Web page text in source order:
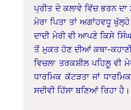
ਪ੍ਰੀਤ ਦੇ ਕਲਾਵੇ ਵਿੱਚ ਭਰਨ ਦਾ
ਮੇਰਾ ਪਿਤਾ ਤਾਂ ਅਗਾਂਹਵਧੂ
ਦਾਦੀ ਮੇਰੀ ਵੀ ਆਪਣੇ ਕਿਸੇ
ਤੋਂ ਮੁਕਤ ਹੋਣ ਦੀਆਂ ਕਥਾ-
ਵਿਚਲਾ ਤਰਕਸ਼ੀਲ ਪਹਿਲੂ
ਧਾਰਮਿਕ ਕੱਟੜਤਾ ਜਾਂ
ਸਦੀਵੀ ਹਿੱਸਾ ਬਣਿਆਂ ਰਿਹਾ ਹੈ।